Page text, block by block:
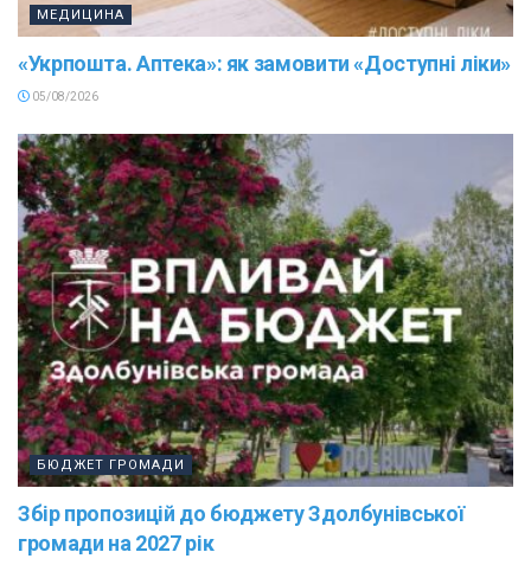
МЕДИЦИНА
«Укрпошта. Аптека»: як замовити «Доступні ліки»
05/08/2026
БЮДЖЕТ ГРОМАДИ
Збір пропозицій до бюджету Здолбунівської
громади на 2027 рік